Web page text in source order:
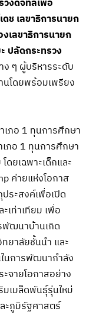
ดชเลขาธิการนายก
งเลขาธิการนายก
ปลัดกระทรวง
ๆ ผู้บริหารระดับ
นโดยพร้อมเพรียง
เภอ 1 ทุนการศึกษา
เภอ 1 ทุนการศึกษา
ดยเฉพาะเด็กและ
ค่ายแห่งโอกาส
ระสงค์เพื่อเปิด
เท่าเทียม เพื่อ
พัฒนาบ้านเกิด
ทยาลัยชั้นนำ และ
ในการพัฒนากำลัง
จายโอกาสอย่าง
เมล็ดพันธุ์รุ่นใหม่
ะภูมิรัฐศาสตร์